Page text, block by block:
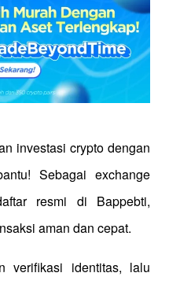
investasi crypto dengan
Sebagai exchange
resmi di Bappebti,
aman dan cepat.
verifikasi identitas, lalu